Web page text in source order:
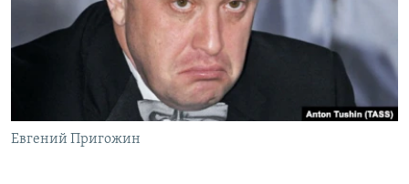
ПОБЕДИТЕЛЕЙ НЕ СУДЯТ?
КРЫМ.НЕПОКОРЕННЫЙ
УКРАИНСКАЯ ПРОБЛЕМА КРЫМА
ПРИСОЕДИНЯЙТЕСЬ!
Все сайты RFE/RL
Евгений Пригожин